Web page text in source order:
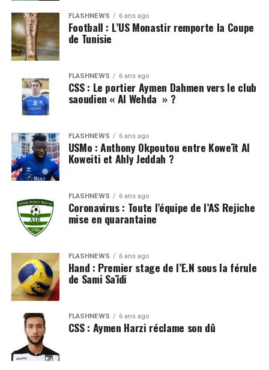
FLASHNEWS 6 ans ago
Football : L’US Monastir remporte la Coupe
de Tunisie
FLASHNEWS 6 ans ago
CSS : Le portier Aymen Dahmen vers le club
saoudien « Al Wehda » ?
FLASHNEWS 6 ans ago
USMo : Anthony Okpoutou entre Koweït Al
Koweiti et Ahly Jeddah ?
FLASHNEWS 6 ans ago
Coronavirus : Toute l’équipe de l’AS Rejiche
mise en quarantaine
FLASHNEWS 6 ans ago
Hand : Premier stage de l’E.N sous la férule
de Sami Saïdi
FLASHNEWS 6 ans ago
CSS : Aymen Harzi réclame son dû